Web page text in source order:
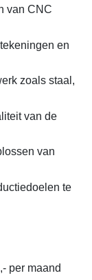
van CNC
en
zoals staal,
van de
van
te
per maand